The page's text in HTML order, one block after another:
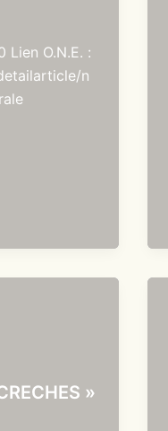
Lien O.N.E. :
n
»